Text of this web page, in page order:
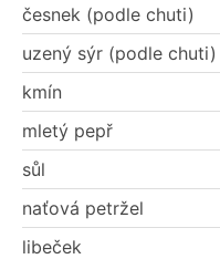
česnek (podle chuti)
uzený sýr (podle chuti)
kmín
mletý pepř
sůl
naťová petržel
libeček